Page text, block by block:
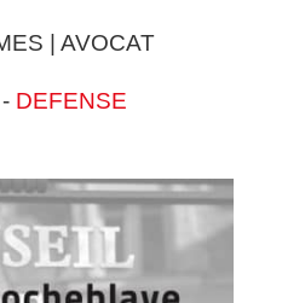
| AVOCAT
- DEFENSE